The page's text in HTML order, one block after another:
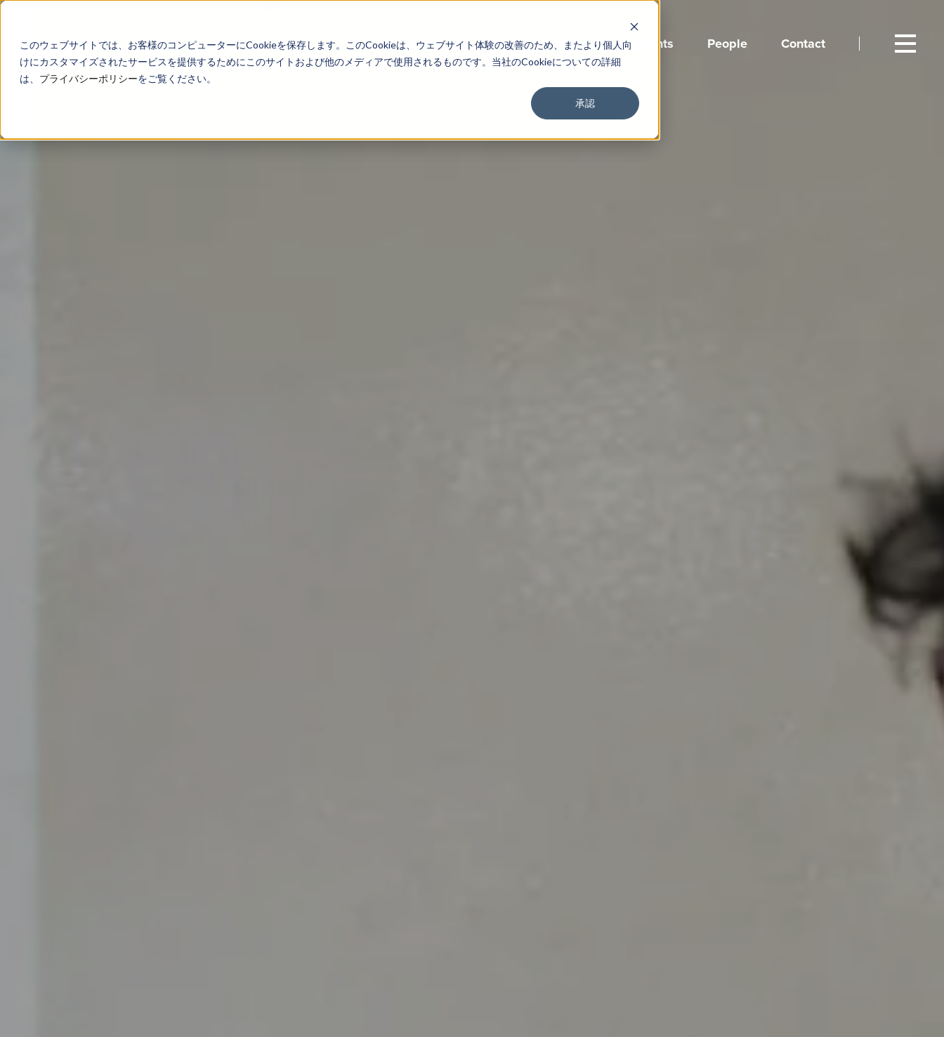
このウェブサイトでは、お客様のコンピューターにCookieを保存します。このCookieは、ウェブサイト体験の改善のため、またより個人向
けにカスタマイズされたサービスを提供するためにこのサイトおよび他のメディアで使用されるものです。当社のCookieについての詳細
は、 プライバシーポリシーをご覧ください。
承認
About Service Work Findings Events People Contact